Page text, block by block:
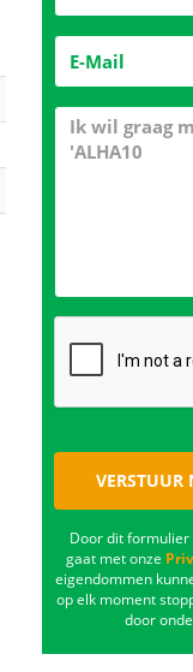
VERSTUUR
Door dit formulier
gaat met onze
eigendommen
op elk moment
door